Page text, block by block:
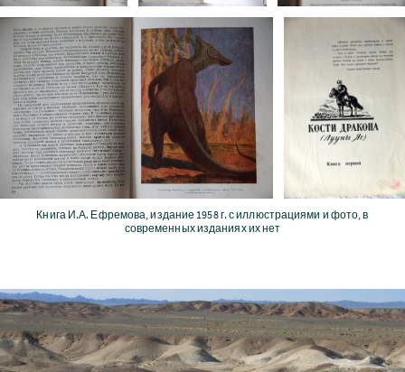
Книга И.А. Ефремова, издание 1958 г. с иллюстрациями и фото, в
современных изданиях их нет